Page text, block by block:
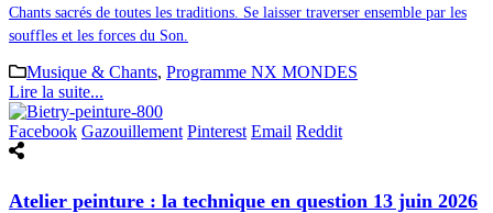
Chants sacrés de toutes les traditions. Se laisser traverser ensemble par les
souffles et les forces du Son.
Musique & Chants, Programme NX MONDES
Lire la suite...
Facebook Gazouillement Pinterest Email Reddit
Atelier peinture : la technique en question 13 juin 2026